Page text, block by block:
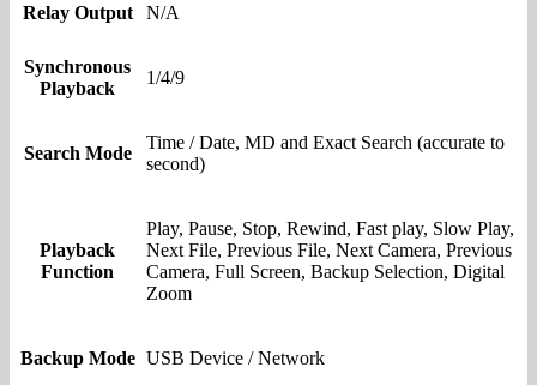
Relay Output N/A
Synchronous
Playback
1/4/9
Search Mode
Time / Date, MD and Exact Search (accurate to
second)
Playback
Function
Play, Pause, Stop, Rewind, Fast play, Slow Play,
Next File, Previous File, Next Camera, Previous
Camera, Full Screen, Backup Selection, Digital
Zoom
Backup Mode USB Device / Network